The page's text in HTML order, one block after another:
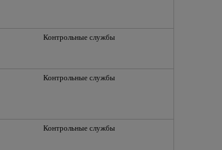
Контрольные службы
Контрольные службы
Контрольные службы